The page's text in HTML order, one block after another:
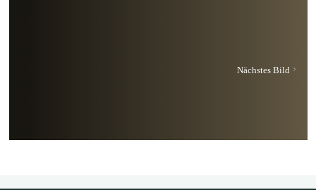
Nächstes Bild